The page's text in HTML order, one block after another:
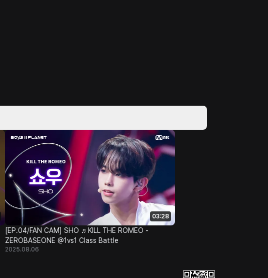
03:28
[EP.04/FAN CAM] SHO ♬KILL THE ROMEO -
ZEROBASEONE @1vs1 Class Battle
2025.08.06